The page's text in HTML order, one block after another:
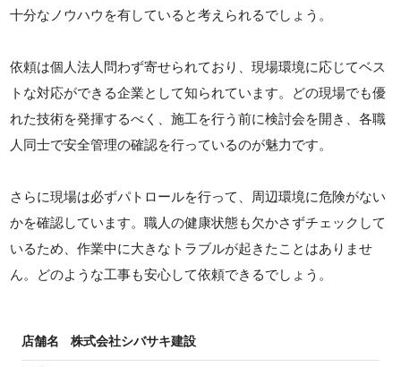
十分なノウハウを有していると考えられるでしょう。
依頼は個人法人問わず寄せられており、現場環境に応じてベス
トな対応ができる企業として知られています。どの現場でも優
れた技術を発揮するべく、施工を行う前に検討会を開き、各職
人同士で安全管理の確認を行っているのが魅力です。
さらに現場は必ずパトロールを行って、周辺環境に危険がない
かを確認しています。職人の健康状態も欠かさずチェックして
いるため、作業中に大きなトラブルが起きたことはありませ
ん。どのような工事も安心して依頼できるでしょう。
店舗名 株式会社シバサキ建設